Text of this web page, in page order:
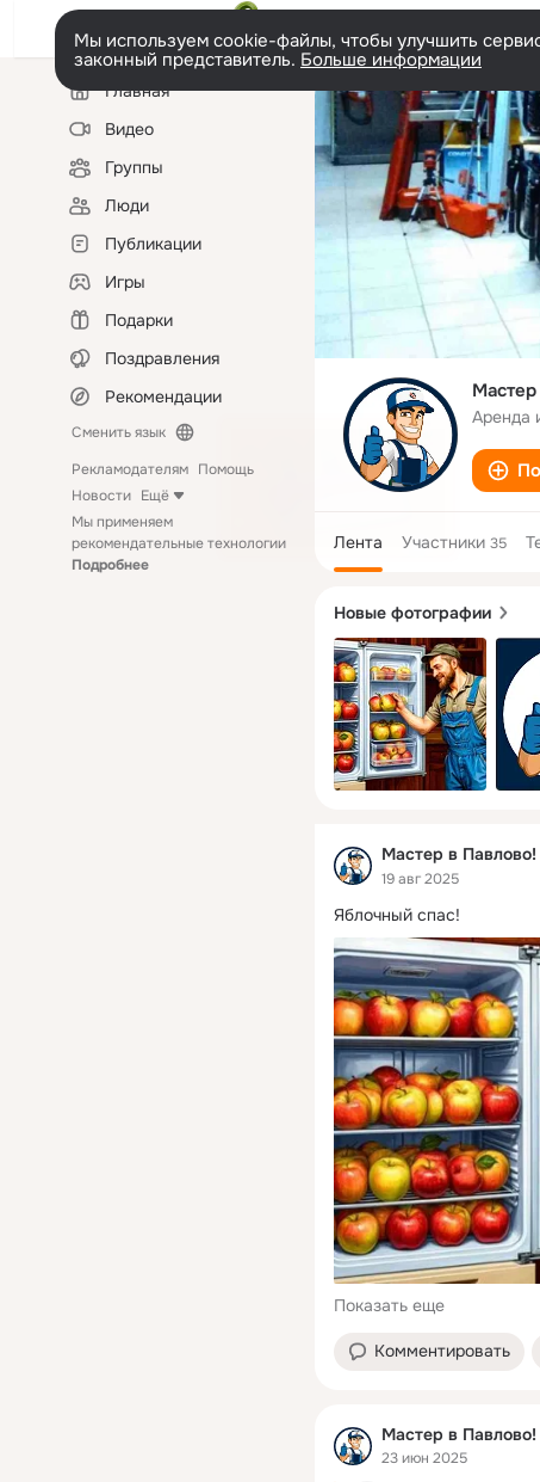
Мы используем cookie-файлы, чтобы улучшить
законный представитель. Больше информации
Левая
колонкаГлавная
Видео
Группы
Люди
Публикации
Игры
Подарки
Поздравления
Рекомендации
Сменить язык
Рекламодателям Помощь
Новости Ещё
Мы применяем
рекомендательные технологии
Подробнее
Мастер
Аренда
Лента Участники 35
Новые фотографии
Мастер в
19 авг 2025
Яблочный спас!
Показать еще
Комментировать
Мастер в
23 июн 2025